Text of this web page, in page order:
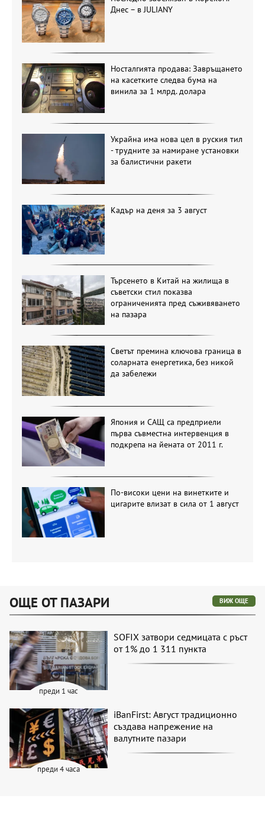
Днес – в JULIANY
Носталгията продава: Завръщането
на касетките следва бума на
винила за 1 млрд. долара
Украйна има нова цел в руския тил
- трудните за намиране установки
за балистични ракети
Кадър на деня за 3 август
Търсенето в Китай на жилища в
съветски стил показва
ограниченията пред съживяването
на пазара
Светът премина ключова граница в
соларната енергетика, без никой
да забележи
Япония и САЩ са предприели
първа съвместна интервенция в
подкрепа на йената от 2011 г.
По-високи цени на винетките и
цигарите влизат в сила от 1 август
ОЩЕ ОТ ПАЗАРИ ВИЖ ОЩЕ
преди 1 час
SOFIX затвори седмицата с ръст
от 1% до 1 311 пункта
преди 4 часа
iBanFirst: Август традиционно
създава напрежение на
валутните пазари